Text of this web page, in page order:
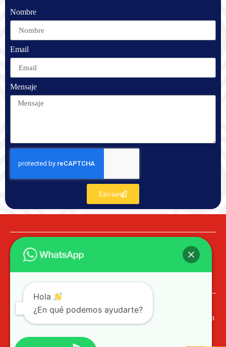
Nombre
Email
Mensaje
Enviar
© 2023 PROCOL SST Profesionales de Colombia
Hola
¿En qué podemos ayudarte?